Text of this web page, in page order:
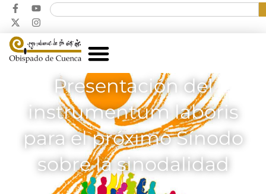
Presentación del
instrumentum laboris
para el próximo Sínodo
sobre la sinodalidad